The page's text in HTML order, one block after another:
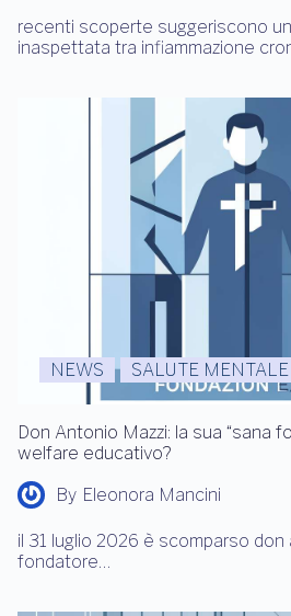
recenti scoperte suggeriscono
inaspettata tra infiammazione
NEWS SALUTE MENTALE
Don Antonio Mazzi: la sua “sana
welfare educativo?
By Eleonora Mancini
il 31 luglio 2026 è scomparso don
fondatore…